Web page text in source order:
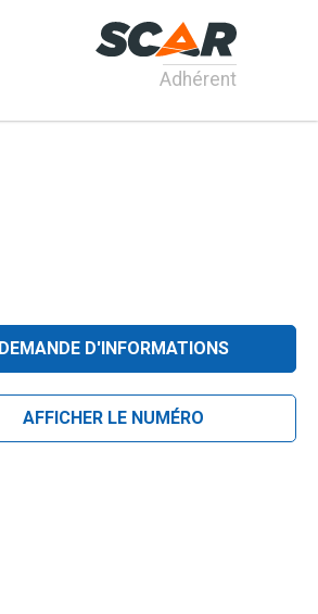
Adhérent
DEMANDE D'INFORMATIONS
AFFICHER LE NUMÉRO